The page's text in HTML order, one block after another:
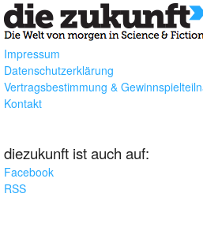
Impressum
Datenschutzerklärung
Vertragsbestimmung &
Kontakt
diezukunft ist auch auf:
Facebook
RSS